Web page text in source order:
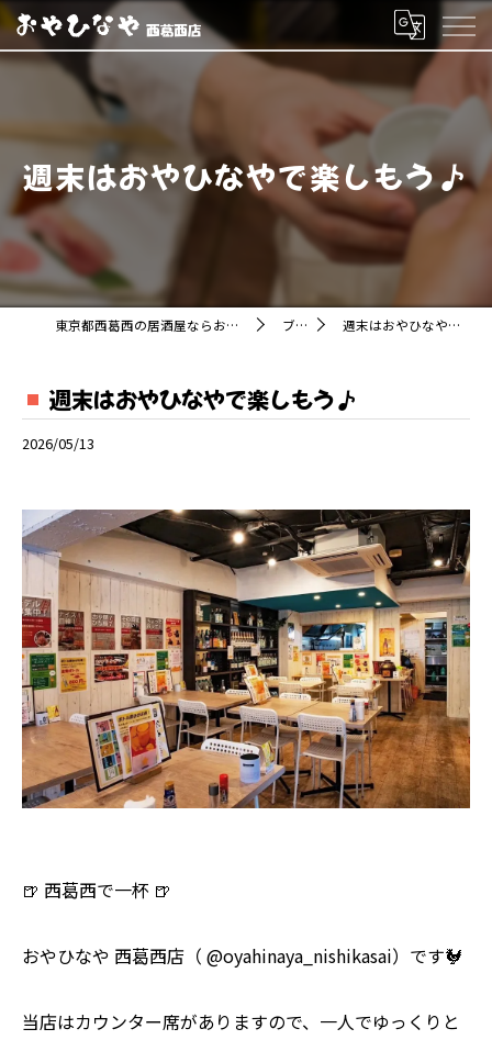
週末はおやひなやで楽しもう♪
東京都西葛西の居酒屋ならおやひなや 西葛西店 ブログ 週末はおやひなやで楽しもう♪
週末はおやひなやで楽しもう♪
2026/05/13
🍺 西葛西で一杯 🍺
おやひなや 西葛西店（ @oyahinaya_nishikasai）です🐓
当店はカウンター席がありますので、一人でゆっくりと